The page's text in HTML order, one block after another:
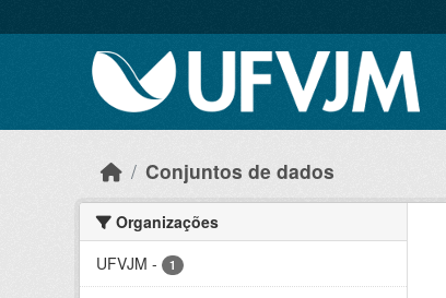
Conjuntos de dados
Organizações
UFVJM - 1